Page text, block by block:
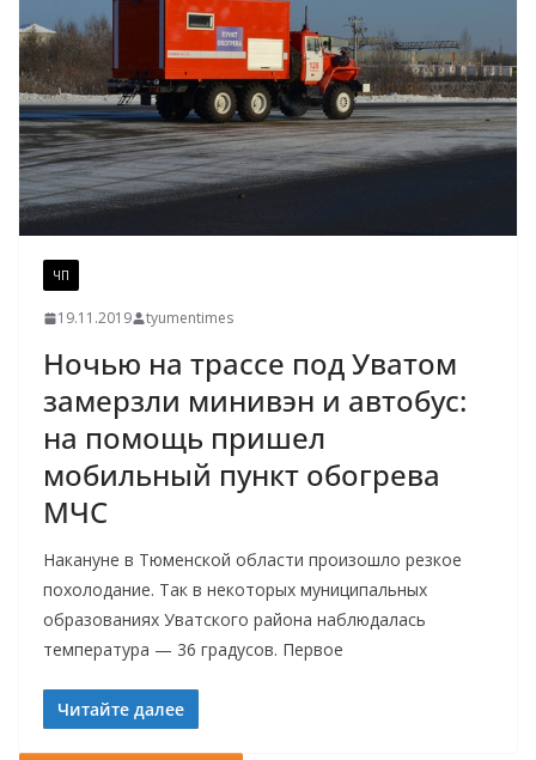
ЧП
19.11.2019 tyumentimes
Ночью на трассе под Уватом
замерзли минивэн и автобус:
на помощь пришел
мобильный пункт обогрева
МЧС
Накануне в Тюменской области произошло резкое
похолодание. Так в некоторых муниципальных
образованиях Уватского района наблюдалась
температура — 36 градусов. Первое
Читайте далее